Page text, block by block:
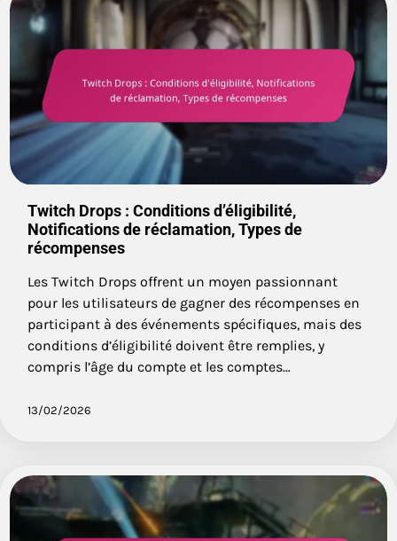
Twitch Drops : Conditions d’éligibilité,
Notifications de réclamation, Types de
récompenses
Les Twitch Drops offrent un moyen passionnant
pour les utilisateurs de gagner des récompenses en
participant à des événements spécifiques, mais des
conditions d’éligibilité doivent être remplies, y
compris l’âge du compte et les comptes…
13/02/2026